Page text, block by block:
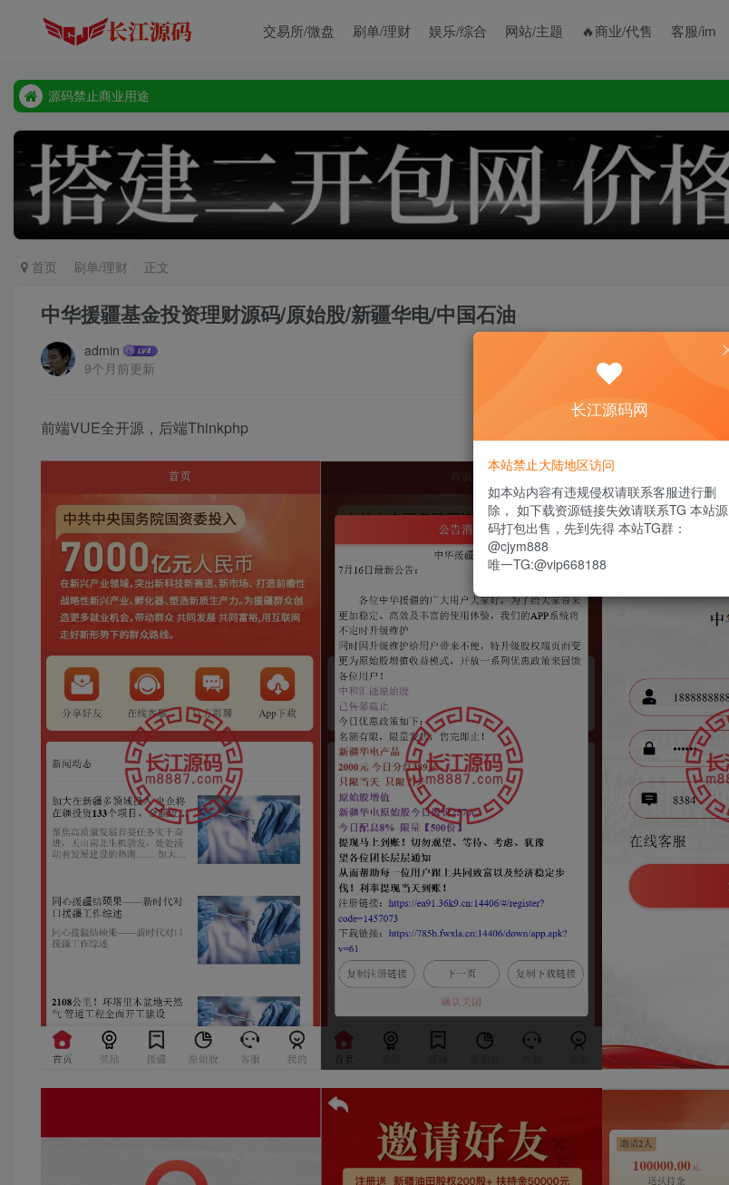
交易所/微盘 刷单/理财 娱乐/综合 网站/主题 🔥商业/代售 客服/im
本站客服唯一tg:@vip668188
本站客服唯一tg:@vip668188
首页 刷单/理财 正文
中华援疆基金投资理财源码/原始股/新疆华电/中国石油
admin
9个月前更新
前端VUE全开源，后端Thinkphp
长江源码网
本站禁止大陆地区访问
如本站内容有违规侵权请联系客服进行删
除， 如下载资源链接失效请联系TG 本站源
码打包出售，先到先得 本站TG群：
@cjym888
唯一TG:@vip668188